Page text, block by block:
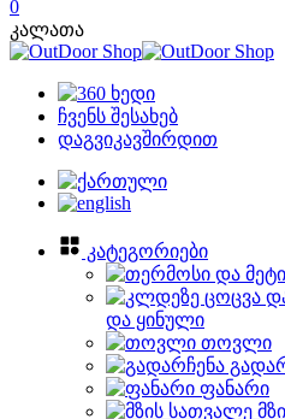
0
კალათა
ჩვენს შესახებ
დაგვიკავშირდით
კატეგორიები
და ყინული
თოვლი
ფანარი